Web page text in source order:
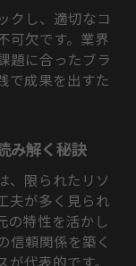
クし、適切なコ
可欠です。業界
題に合ったブラ
で成果を出すた
み解く秘訣
、限られたリソ
夫が多く見られ
の特性を活かし
信頼関係を築く
代表的です。